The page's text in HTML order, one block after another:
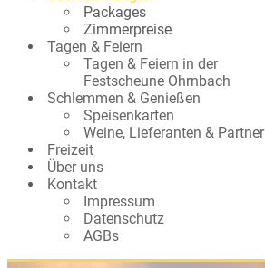
Packages
Zimmerpreise
Tagen & Feiern
Tagen & Feiern in der
Festscheune Ohrnbach
Schlemmen & Genießen
Speisenkarten
Weine, Lieferanten & Partner
Freizeit
Über uns
Kontakt
Impressum
Datenschutz
AGBs